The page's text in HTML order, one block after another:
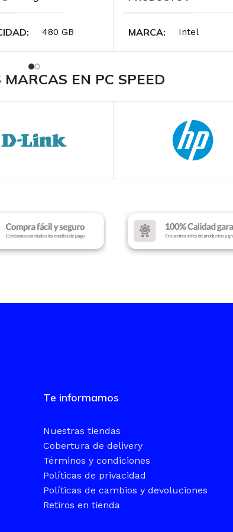
480 GB
SSD
DE LECTURA
s
MARCA Intel
Intel Core i5 – 12th Gen
LGA 1700
MARCAS EN PC SPEED
Te informamos
Nuestras tiendas
Cobertura de delivery
Términos y condiciones
Políticas de privacidad
Políticas de cambios y devoluciones
Retiros en tienda